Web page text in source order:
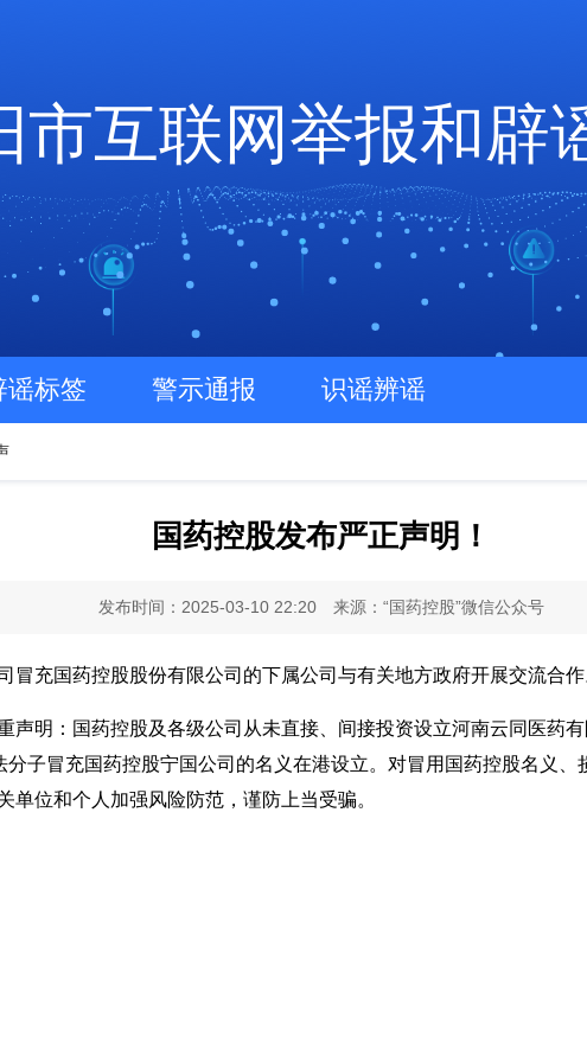
市互联网举报和辟
谣标签 警示通报 识谣辨谣
国药控股发布严正声明！
发布时间：2025-03-10 22:20 来源：“国药控股”微信公众号
充国药控股股份有限公司的下属公司与有关地方政府开展交流合
明：国药控股及各级公司从未直接、间接投资设立河南云同医药
分子冒充国药控股宁国公司的名义在港设立。对冒用国药控股名义
单位和个人加强风险防范，谨防上当受骗。